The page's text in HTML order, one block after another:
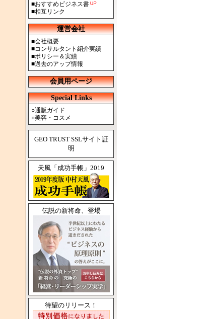
■おすすめビジネス書
■相互リンク
運営会社
■会社概要
■コンサルタント紹介実績
■ポリシー＆実績
■過去のアップ情報
会員用ページ
Special Links
○通販ガイド
○美容・コスメ
GEO TRUST SSLサイト証
明
天風「成功手帳」2019
伝説の新将命、登場
待望のリリース！